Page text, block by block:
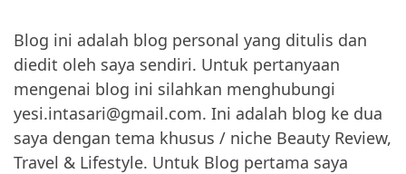
Blog ini adalah blog personal yang ditulis dan
diedit oleh saya sendiri. Untuk pertanyaan
mengenai blog ini silahkan menghubungi
yesi.intasari@gmail.com. Ini adalah blog ke dua
saya dengan tema khusus / niche Beauty Review,
Travel & Lifestyle. Untuk Blog pertama saya